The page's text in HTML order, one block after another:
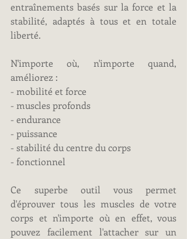
entraînements basés sur la force et la
stabilité, adaptés à tous et en totale
liberté.
N'importe où, n'importe quand,
améliorez :
- mobilité et force
- muscles profonds
- endurance
- puissance
- stabilité du centre du corps
- fonctionnel
Ce superbe outil vous permet
d'éprouver tous les muscles de votre
corps et n'importe où en effet, vous
pouvez facilement l'attacher sur un